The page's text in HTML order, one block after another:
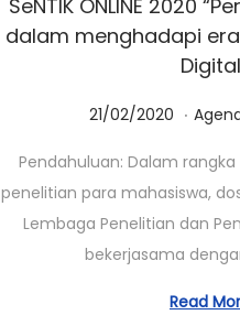
SeNTIK ONLINE 2020
dalam menghadapi
Digital
Posted on
21/02/2020 0
/
0
3
/
2
.
Pendahuluan: Dalam
penelitian para mahasiswa,
Lembaga Penelitian dan
bekerjasama
Read